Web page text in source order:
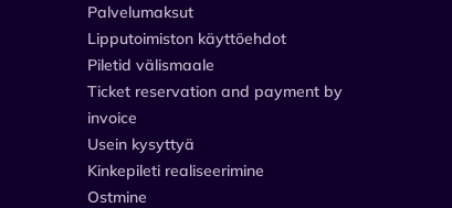
Palvelumaksut
Lipputoimiston käyttöehdot
Piletid välismaale
Ticket reservation and payment by
invoice
Usein kysyttyä
Kinkepileti realiseerimine
Ostmine